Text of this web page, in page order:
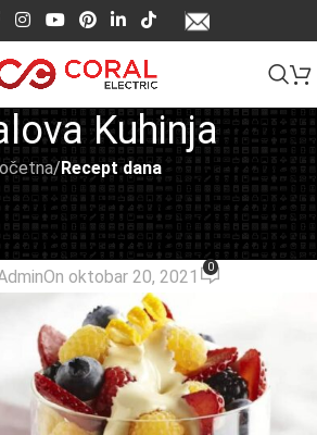
Kuhinja
/Recept dana
RECEPT DANA , RECEPTI
(Zabaione)
On oktobar 20, 2021 0